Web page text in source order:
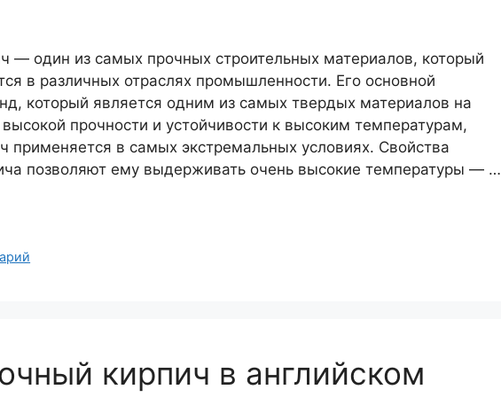
— один из самых прочных строительных материалов, который
в различных отраслях промышленности. Его основной
который является одним из самых твердых материалов на
прочности и устойчивости к высоким температурам,
применяется в самых экстремальных условиях. Свойства
позволяют ему выдерживать очень высокие температуры — …
кирпич в английском